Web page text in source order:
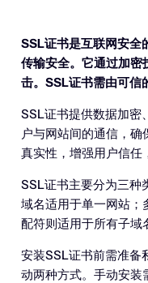
SSL证书是互联网安全
传输安全。它通过加密
击。SSL证书需由可信
SSL证书提供数据加密
户与网站间的通信，
真实性，增强用户信任
SSL证书主要分为三种
域名适用于单一网站；
配符则适用于所有子域
安装SSL证书前需准备
动两种方式。手动安装